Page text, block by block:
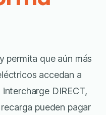
permita que aún más
accedan a
DIRECT,
pueden pagar